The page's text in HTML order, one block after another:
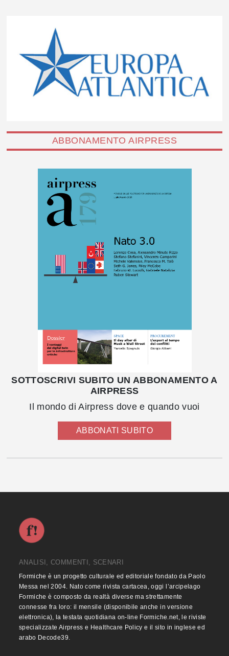
ABBONAMENTO AIRPRESS
SOTTOSCRIVI SUBITO UN ABBONAMENTO A
AIRPRESS
Il mondo di Airpress dove e quando vuoi
ABBONATI SUBITO
ANALISI, COMMENTI, SCENARI
Formiche è un progetto culturale ed editoriale fondato da Paolo
Messa nel 2004. Nato come rivista cartacea, oggi l’arcipelago
Formiche è composto da realtà diverse ma strettamente
connesse fra loro: il mensile (disponibile anche in versione
elettronica), la testata quotidiana on-line Formiche.net, le riviste
specializzate Airpress e Healthcare Policy e il sito in inglese ed
arabo Decode39.